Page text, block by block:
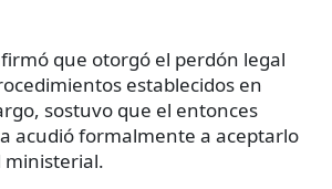
que otorgó el perdón legal
establecidos en
sostuvo que el entonces
acudió formalmente a aceptarlo